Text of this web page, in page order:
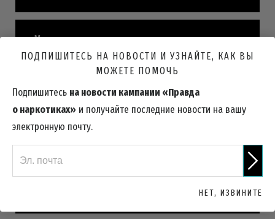
Международные статистические данные
Самые молодые жертвы
ПОДПИШИТЕСЬ НА НОВОСТИ И УЗНАЙТЕ, КАК ВЫ
МОЖЕТЕ ПОМОЧЬ
Подпишитесь на новости кампании «Правда
о наркотиках» и получайте последние новости на вашу
электронную почту.
НЕТ, ИЗВИНИТЕ